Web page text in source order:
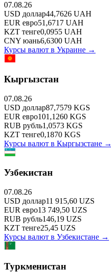
07.08.26
USD доллар44,7626 UAH
EUR евро51,6717 UAH
KZT тенге0,0955 UAH
CNY юань6,6300 UAH
Курсы валют в Украине →
Кыргызстан
07.08.26
USD доллар87,7579 KGS
EUR евро101,1260 KGS
RUB рубль1,0573 KGS
KZT тенге0,1870 KGS
Курсы валют в Кыргызстане →
Узбекистан
07.08.26
USD доллар11 915,60 UZS
EUR евро13 749,50 UZS
RUB рубль146,19 UZS
KZT тенге25,45 UZS
Курсы валют в Узбекистане →
Туркменистан